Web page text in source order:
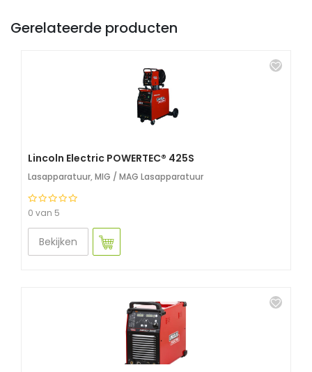
Gerelateerde producten
Lincoln Electric POWERTEC® 425S
Lasapparatuur, MIG / MAG Lasapparatuur
0 van 5
Bekijken